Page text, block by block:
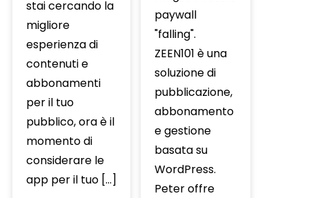
stai cercando la
migliore
esperienza di
contenuti e
abbonamenti
per il tuo
pubblico, ora è il
momento di
considerare le
app per il tuo […]
paywall
"falling".
ZEEN101 è una
soluzione di
pubblicazione,
abbonamento
e gestione
basata su
WordPress.
Peter offre